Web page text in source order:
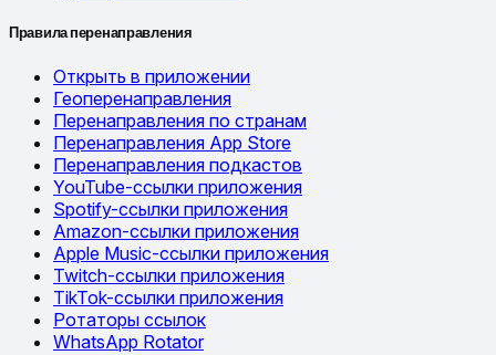
Правила перенаправления
Открыть в приложении
Геоперенаправления
Перенаправления по странам
Перенаправления App Store
Перенаправления подкастов
YouTube-ссылки приложения
Spotify-ссылки приложения
Amazon-ссылки приложения
Apple Music-ссылки приложения
Twitch-ссылки приложения
TikTok-ссылки приложения
Ротаторы ссылок
WhatsApp Rotator